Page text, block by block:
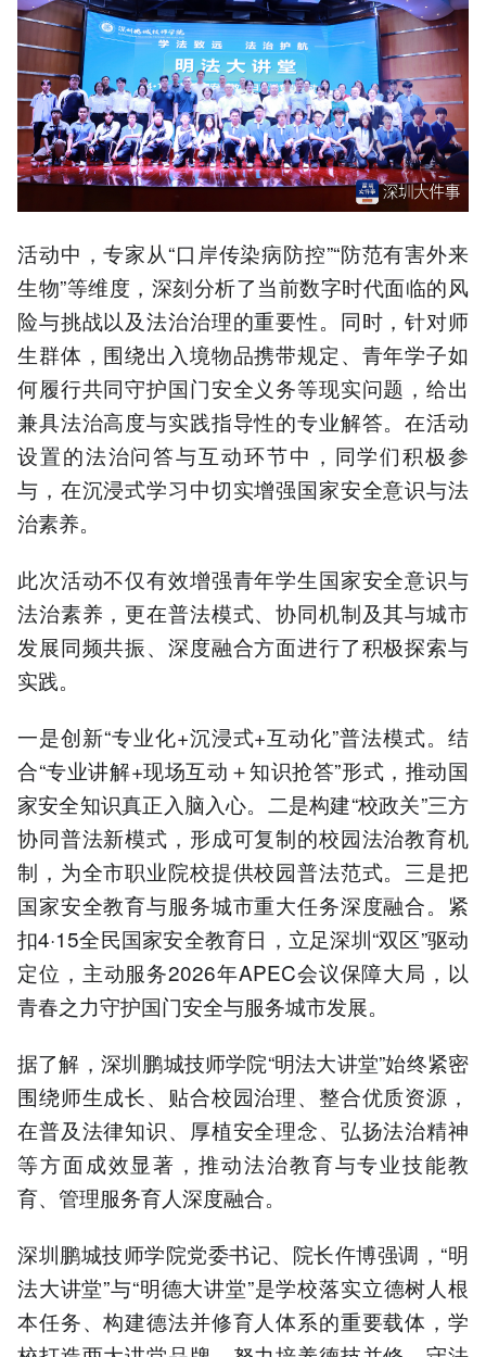
活动中，专家从“口岸传染病防控”“防范有害外来
生物”等维度，深刻分析了当前数字时代面临的风
险与挑战以及法治治理的重要性。同时，针对师
生群体，围绕出入境物品携带规定、青年学子如
何履行共同守护国门安全义务等现实问题，给出
兼具法治高度与实践指导性的专业解答。在活动
设置的法治问答与互动环节中，同学们积极参
与，在沉浸式学习中切实增强国家安全意识与法
治素养。
此次活动不仅有效增强青年学生国家安全意识与
法治素养，更在普法模式、协同机制及其与城市
发展同频共振、深度融合方面进行了积极探索与
实践。
一是创新“专业化+沉浸式+互动化”普法模式。结
合“专业讲解+现场互动＋知识抢答”形式，推动国
家安全知识真正入脑入心。二是构建“校政关”三方
协同普法新模式，形成可复制的校园法治教育机
制，为全市职业院校提供校园普法范式。三是把
国家安全教育与服务城市重大任务深度融合。紧
扣4·15全民国家安全教育日，立足深圳“双区”驱动
定位，主动服务2026年APEC会议保障大局，以
青春之力守护国门安全与服务城市发展。
据了解，深圳鹏城技师学院“明法大讲堂”始终紧密
围绕师生成长、贴合校园治理、整合优质资源，
在普及法律知识、厚植安全理念、弘扬法治精神
等方面成效显著，推动法治教育与专业技能教
育、管理服务育人深度融合。
深圳鹏城技师学院党委书记、院长仵博强调，“明
法大讲堂”与“明德大讲堂”是学校落实立德树人根
本任务、构建德法并修育人体系的重要载体，学